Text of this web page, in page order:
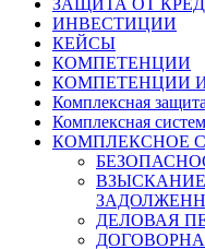
ЗАЩИТА ОТ
ИНВЕСТИЦИИ
КЕЙСЫ
КОМПЕТЕНЦИИ
КОМПЕТЕНЦИИ
Комплексная
Комплексная
КОМПЛЕКСНОЕ
ДЕЛОВАЯ